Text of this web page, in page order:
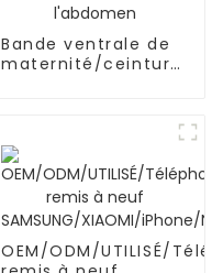
Bande ventrale de
maternité/ceinture
OEM/ODM/UTILISÉ/